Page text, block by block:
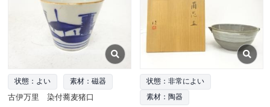
状態：よい 素材：磁器
古伊万里 染付蕎麦猪口
状態：非常によい
素材：陶器